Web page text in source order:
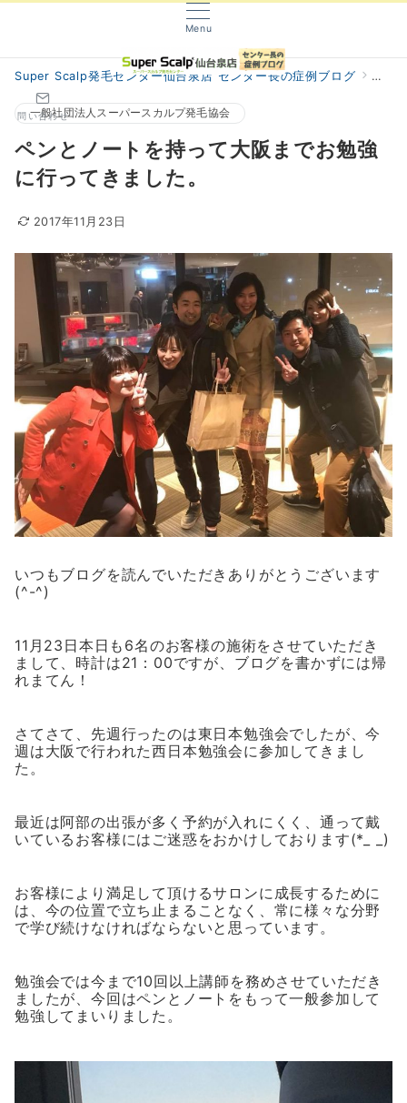
Menu
問い合わせ
Super Scalp発毛センター仙台泉店 センター長の症例ブログ 阿部
一般社団法人スーパースカルプ発毛協会
ペンとノートを持って大阪までお勉強
に行ってきました。
2017年11月23日
いつもブログを読んでいただきありがとうございます
(^-^)
11月23日本日も6名のお客様の施術をさせていただき
まして、時計は21：00ですが、ブログを書かずには帰
れまてん！
さてさて、先週行ったのは東日本勉強会でしたが、今
週は大阪で行われた西日本勉強会に参加してきまし
た。
最近は阿部の出張が多く予約が入れにくく、通って戴
いているお客様にはご迷惑をおかけしております(*_ _)
お客様により満足して頂けるサロンに成長するために
は、今の位置で立ち止まることなく、常に様々な分野
で学び続けなければならないと思っています。
勉強会では今まで10回以上講師を務めさせていただき
ましたが、今回はペンとノートをもって一般参加して
勉強してまいりました。